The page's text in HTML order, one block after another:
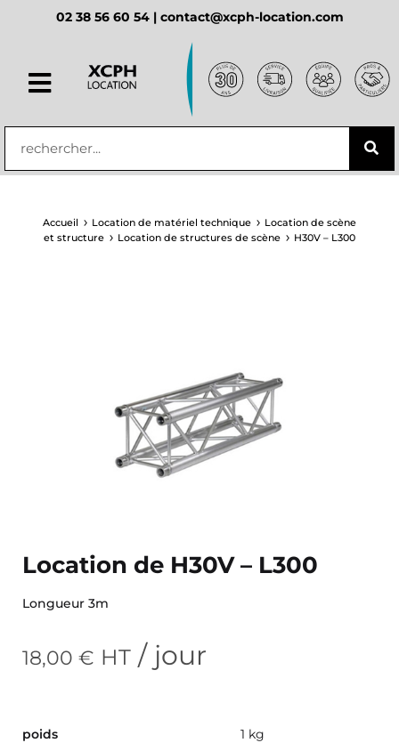
principal02 38 56 60 54 | contact@xcph-location.com
Accueil Location de matériel technique
Location de scène
et structure
Location de structures de scène H30V – L300
Location de H30V – L300
Longueur 3m
18,00 € HT / jour
poids 1 kg